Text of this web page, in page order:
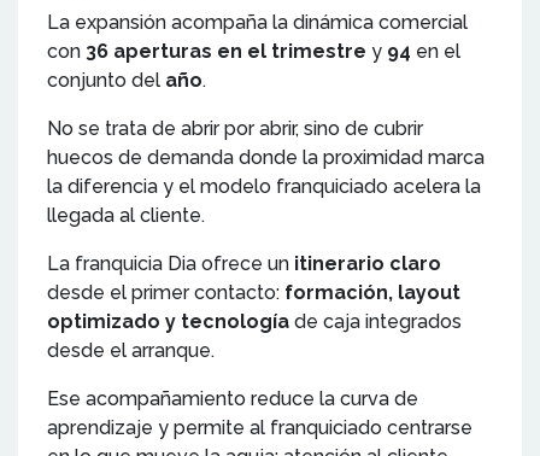
La expansión acompaña la dinámica comercial
con 36 aperturas en el trimestre y 94 en el
conjunto del año.
No se trata de abrir por abrir, sino de cubrir
huecos de demanda donde la proximidad marca
la diferencia y el modelo franquiciado acelera la
llegada al cliente.
La franquicia Dia ofrece un itinerario claro
desde el primer contacto: formación, layout
optimizado y tecnología de caja integrados
desde el arranque.
Ese acompañamiento reduce la curva de
aprendizaje y permite al franquiciado centrarse